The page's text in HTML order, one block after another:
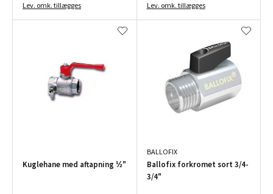
Lev. omk. tillægges Lev. omk. tillægges
Kuglehane med aftapning ½"
BALLOFIX
Ballofix forkromet sort 3/4-
3/4"